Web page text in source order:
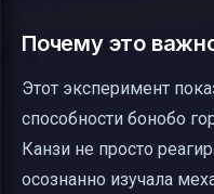
Почему это
Этот эксперимент
способности бонобо
Канзи не просто
осознанно изучала